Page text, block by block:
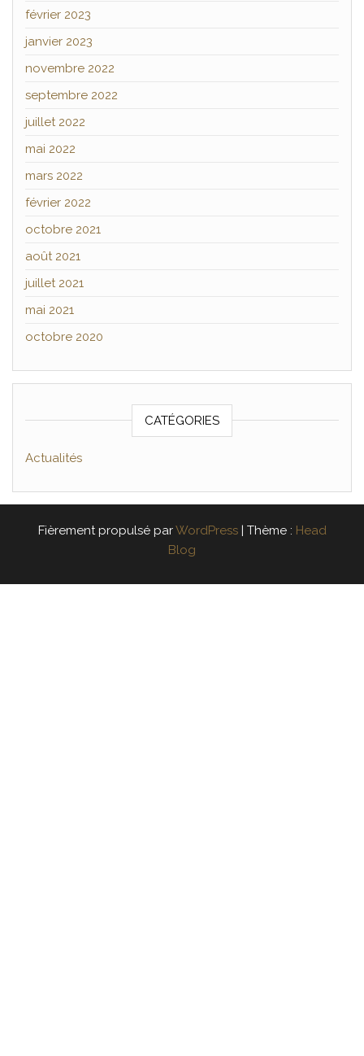
février 2023
janvier 2023
novembre 2022
septembre 2022
juillet 2022
mai 2022
mars 2022
février 2022
octobre 2021
août 2021
juillet 2021
mai 2021
octobre 2020
CATÉGORIES
Actualités
Fièrement propulsé parWordPress Thème : Head
Blog